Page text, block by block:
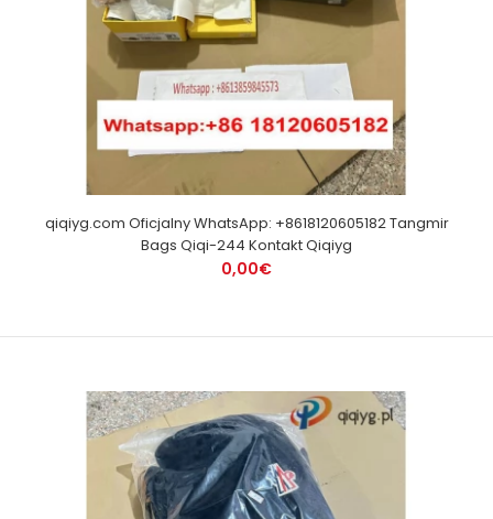
qiqiyg.com Oficjalny WhatsApp: +8618120605182 Tangmir
Bags Qiqi-244 Kontakt Qiqiyg
0,00€